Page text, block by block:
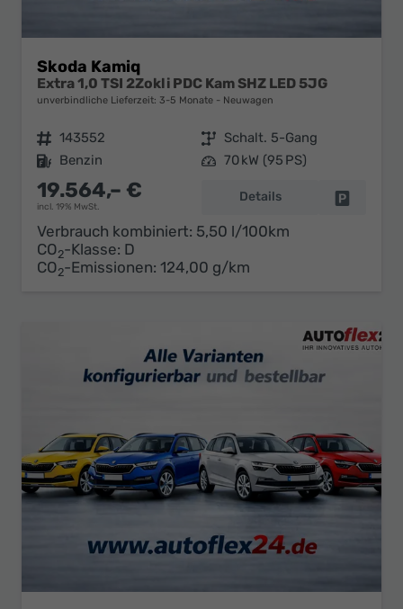
Skoda Kamiq
Extra 1,0 TSI 2Zokli PDC Kam SHZ LED 5JG
unverbindliche Lieferzeit: 3-5 Monate Neuwagen
Fahrzeugnr. 143552 Getriebe Schalt. 5-Gang
Kraftstoff Benzin Leistung 70 kW (95 PS)
19.564,– €
incl. 19% MwSt.
Details
Verbrauch kombiniert: 5,50 l/100km
CO2-Klasse: D
CO2-Emissionen: 124,00 g/km